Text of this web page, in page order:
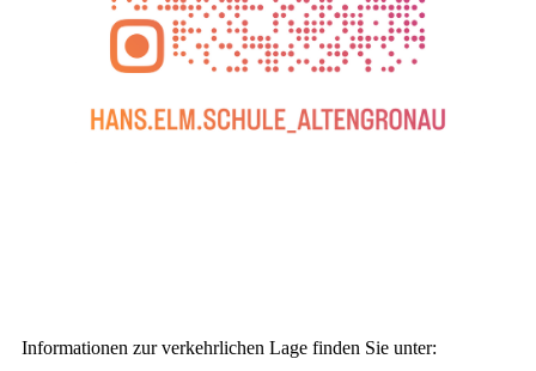
Informationen zur verkehrlichen Lage finden Sie unter: